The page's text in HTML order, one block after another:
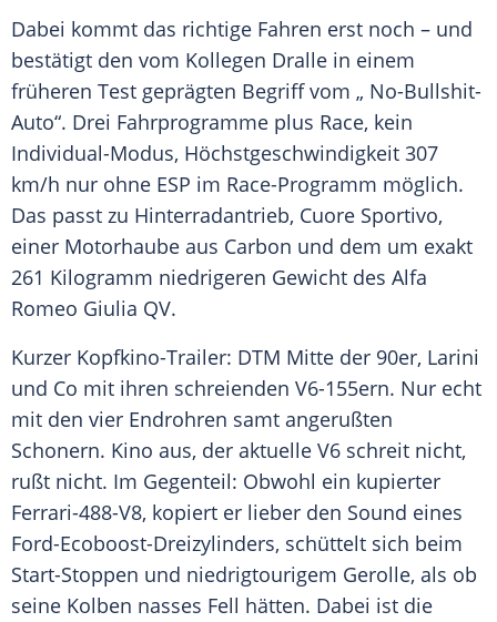
Dabei kommt das richtige Fahren erst noch – und
bestätigt den vom Kollegen Dralle in einem
früheren Test geprägten Begriff vom „ No-Bullshit-
Auto“. Drei Fahrprogramme plus Race, kein
Individual-Modus, Höchstgeschwindigkeit 307
km/h nur ohne ESP im Race-Programm möglich.
Das passt zu Hinterradantrieb, Cuore Sportivo,
einer Motorhaube aus Carbon und dem um exakt
261 Kilogramm niedrigeren Gewicht des Alfa
Romeo Giulia QV.
Kurzer Kopfkino-Trailer: DTM Mitte der 90er, Larini
und Co mit ihren schreienden V6-155ern. Nur echt
mit den vier Endrohren samt angerußten
Schonern. Kino aus, der aktuelle V6 schreit nicht,
rußt nicht. Im Gegenteil: Obwohl ein kupierter
Ferrari-488-V8, kopiert er lieber den Sound eines
Ford-Ecoboost-Dreizylinders, schüttelt sich beim
Start-Stoppen und niedrigtourigem Gerolle, als ob
seine Kolben nasses Fell hätten. Dabei ist die